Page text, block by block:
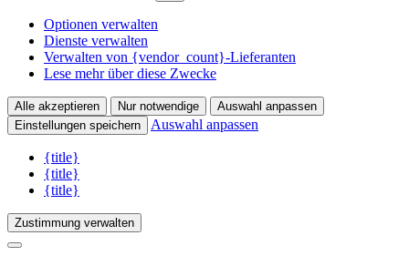
Optionen verwalten
Dienste verwalten
Verwalten von {vendor_count}-Lieferanten
Lese mehr über diese Zwecke
Alle akzeptieren Nur notwendige
Auswahl anpassen
Einstellungen speichern
Auswahl anpassen
{title}
{title}
{title}
Zustimmung verwalten